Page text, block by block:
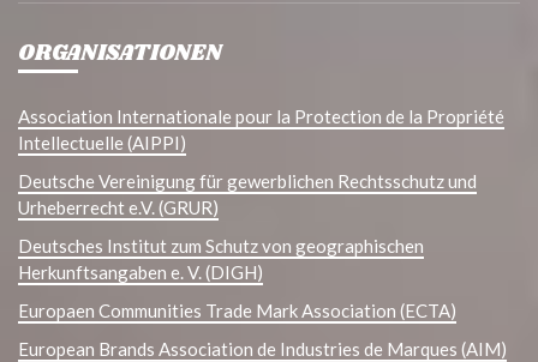
ORGANISATIONEN
Association Internationale pour la Protection de la Propriété
Intellectuelle (AIPPI)
Deutsche Vereinigung für gewerblichen Rechtsschutz und
Urheberrecht e.V. (GRUR)
Deutsches Institut zum Schutz von geographischen
Herkunftsangaben e. V. (DIGH)
Europaen Communities Trade Mark Association (ECTA)
European Brands Association de Industries de Marques (AIM)